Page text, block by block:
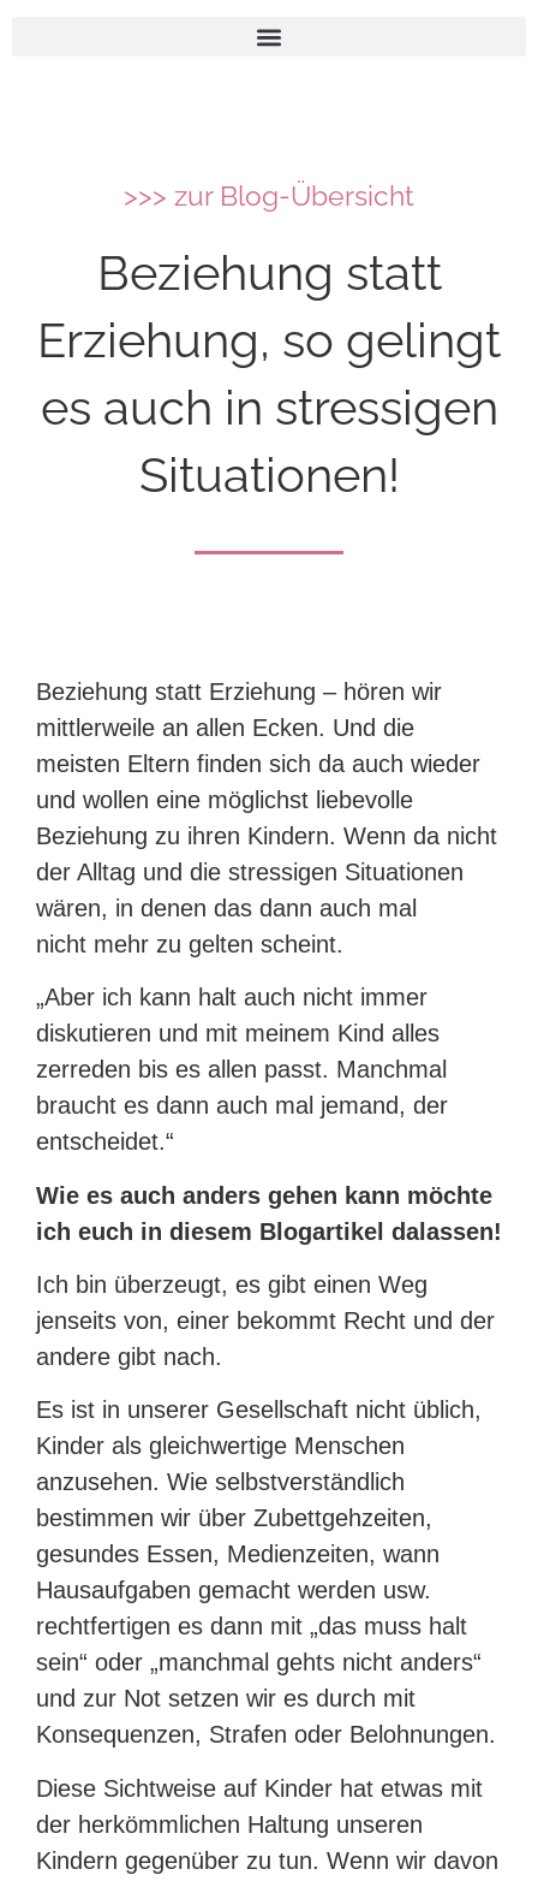
>>> zur Blog-Übersicht
Beziehung statt
Erziehung, so gelingt
es auch in stressigen
Situationen!
Beziehung statt Erziehung – hören wir
mittlerweile an allen Ecken. Und die
meisten Eltern finden sich da auch wieder
und wollen eine möglichst liebevolle
Beziehung zu ihren Kindern. Wenn da nicht
der Alltag und die stressigen Situationen
wären, in denen das dann auch mal
nicht mehr zu gelten scheint.
„Aber ich kann halt auch nicht immer
diskutieren und mit meinem Kind alles
zerreden bis es allen passt. Manchmal
braucht es dann auch mal jemand, der
entscheidet.“
Wie es auch anders gehen kann möchte
ich euch in diesem Blogartikel dalassen!
Ich bin überzeugt, es gibt einen Weg
jenseits von, einer bekommt Recht und der
andere gibt nach.
Es ist in unserer Gesellschaft nicht üblich,
Kinder als gleichwertige Menschen
anzusehen. Wie selbstverständlich
bestimmen wir über Zubettgehzeiten,
gesundes Essen, Medienzeiten, wann
Hausaufgaben gemacht werden usw.
rechtfertigen es dann mit „das muss halt
sein“ oder „manchmal gehts nicht anders“
und zur Not setzen wir es durch mit
Konsequenzen, Strafen oder Belohnungen.
Diese Sichtweise auf Kinder hat etwas mit
der herkömmlichen Haltung unseren
Kindern gegenüber zu tun. Wenn wir davon